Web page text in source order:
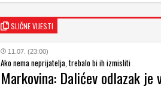
SLIČNE VIJESTI
11.07. (23:00)
Ako nema neprijatelja, trebalo bi ih izmisliti
Markovina: Dalićev odlazak je